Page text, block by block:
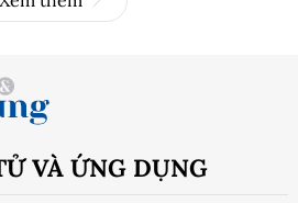
VÀ ỨNG DỤNG